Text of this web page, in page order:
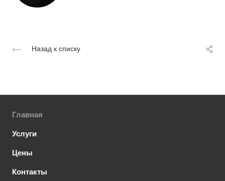
Назад к списку
Главная
Услуги
Цены
Контакты